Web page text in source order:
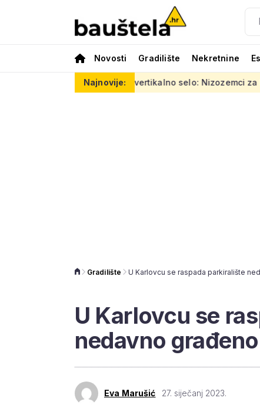
Novosti Gradilište Nekretnine
Najnovije:
Šareno vertikalno selo: Nizozemci za Kineze
Gradilište
U Karlovcu se
nedavno
Eva Marušić 27. siječanj 2023.